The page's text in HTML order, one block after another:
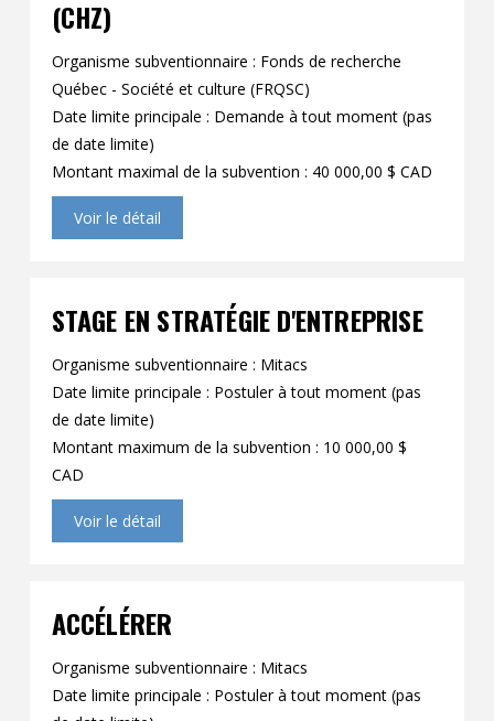
(CHZ)
Organisme subventionnaire : Fonds de recherche
Québec - Société et culture (FRQSC)
Date limite principale : Demande à tout moment (pas
de date limite)
Montant maximal de la subvention : 40 000,00 $ CAD
Voir le détail
STAGE EN STRATÉGIE D'ENTREPRISE
Organisme subventionnaire : Mitacs
Date limite principale : Postuler à tout moment (pas
de date limite)
Montant maximum de la subvention : 10 000,00 $
CAD
Voir le détail
ACCÉLÉRER
Organisme subventionnaire : Mitacs
Date limite principale : Postuler à tout moment (pas